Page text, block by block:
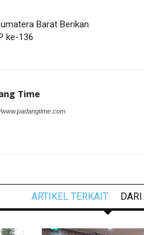
Barat Berikan
ke-136
Time
ARTIKEL TERKAIT